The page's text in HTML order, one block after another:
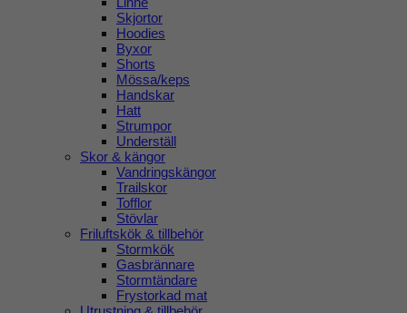
Skjortor
Hoodies
Byxor
Shorts
Mössa/keps
Handskar
Hatt
Strumpor
Underställ
Skor & kängor
Vandringskängor
Trailskor
Tofflor
Stövlar
Friluftskök & tillbehör
Stormkök
Gasbrännare
Stormtändare
Frystorkad mat